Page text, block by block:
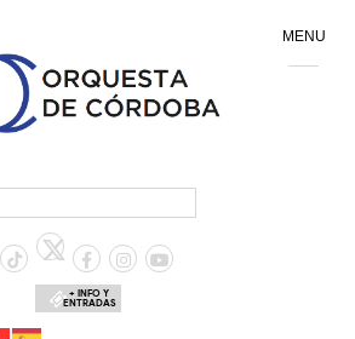
+ INFO Y
ENTRADAS
MENU